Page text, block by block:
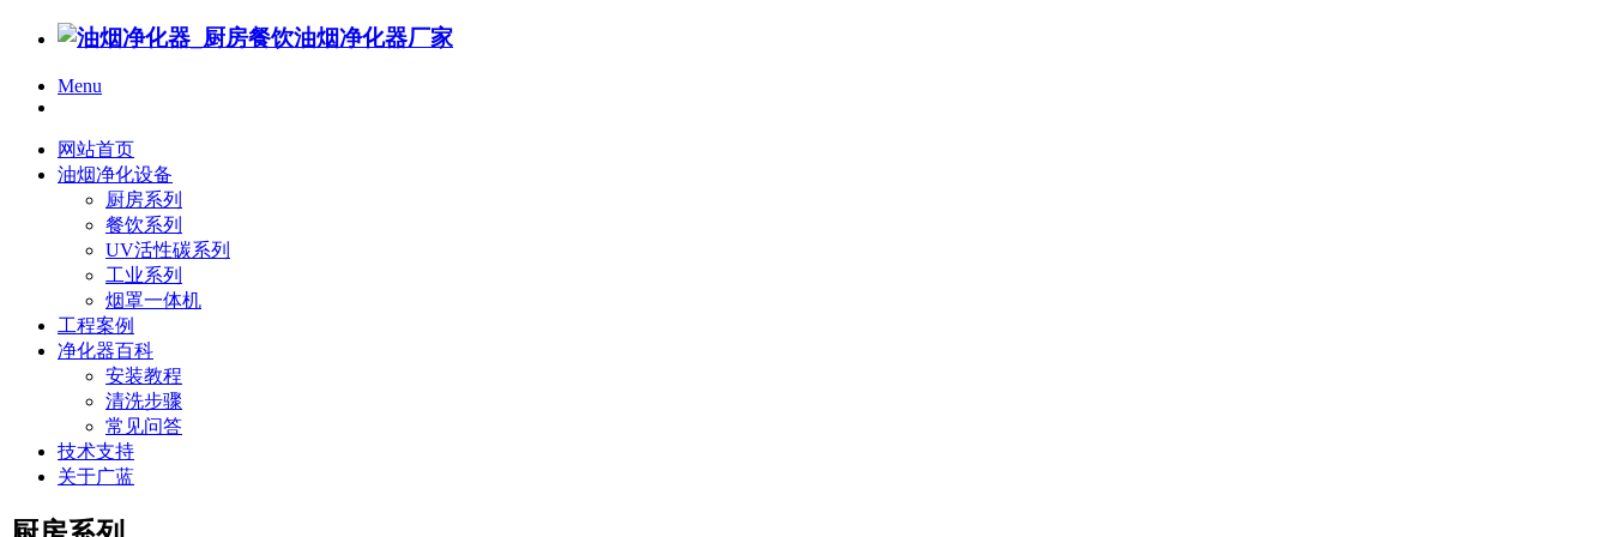
Menu
网站首页
油烟净化设备
厨房系列
餐饮系列
UV活性碳系列
工业系列
烟罩一体机
工程案例
净化器百科
安装教程
清洗步骤
常见问答
技术支持
关于广蓝